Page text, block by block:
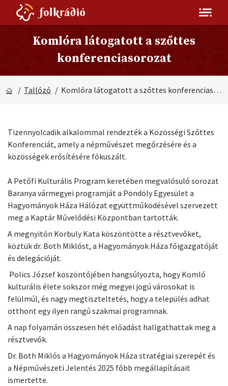
Komlóra látogatott a szőttes
konferenciasorozat
/ Tallózó / Komlóra látogatott a szőttes konferenciasorozat
Tizennyolcadik alkalommal rendezték a Közösségi Szőttes
Konferenciát, amely a népművészet megőrzésére és a
közösségek erősítésére fókuszált.
A Petőfi Kulturális Program keretében megvalósuló sorozat
Baranya vármegyei programját a Pöndöly Egyesület a
Hagyományok Háza Hálózat együttműködésével szervezett
meg a Kaptár Művelődési Központban tartották.
A megnyitón Korbuly Kata köszöntötte a résztvevőket,
köztük dr. Both Miklóst, a Hagyományok Háza főigazgatóját
és delegációját.
Polics József köszöntőjében hangsúlyozta, hogy Komló
kulturális élete sokszor még megyei jogú városokat is
felülmúl, és nagy megtiszteltetés, hogy a település adhat
otthont egy ilyen rangú szakmai programnak.
A nap folyamán összesen hét előadást hallgathattak meg a
résztvevők.
Dr. Both Miklós a Hagyományok Háza stratégiai szerepét és
a Népművészeti Jelentés 2025 főbb megállapításait
ismertette.